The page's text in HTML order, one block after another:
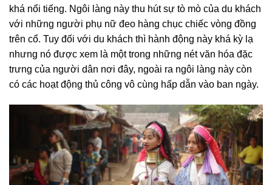
khá nổi tiếng. Ngôi làng này thu hút sự tò mò của du khách
với những người phụ nữ đeo hàng chục chiếc vòng đồng
trên cổ. Tuy đối với du khách thì hành động này khá kỳ lạ
nhưng nó được xem là một trong những nét văn hóa đặc
trưng của người dân nơi đây, ngoài ra ngôi làng này còn
có các hoạt động thủ công vô cùng hấp dẫn vào ban ngày.